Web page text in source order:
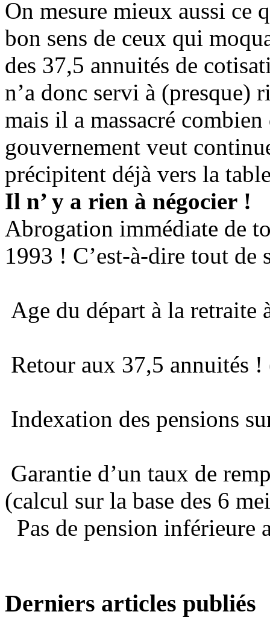
On mesure mieux aussi ce
bon sens de ceux qui
des 37,5 annuités de
n’a donc servi à (presque)
mais il a massacré
gouvernement veut
précipitent déjà vers la
Il n’ y a rien à négocier !
Abrogation immédiate de
1993 ! C’est-à-dire tout de
Age du départ à la retraite
Retour aux 37,5 annuités
Indexation des pensions
Garantie d’un taux de
(calcul sur la base des 6
Pas de pension inférieure
Derniers articles publiés